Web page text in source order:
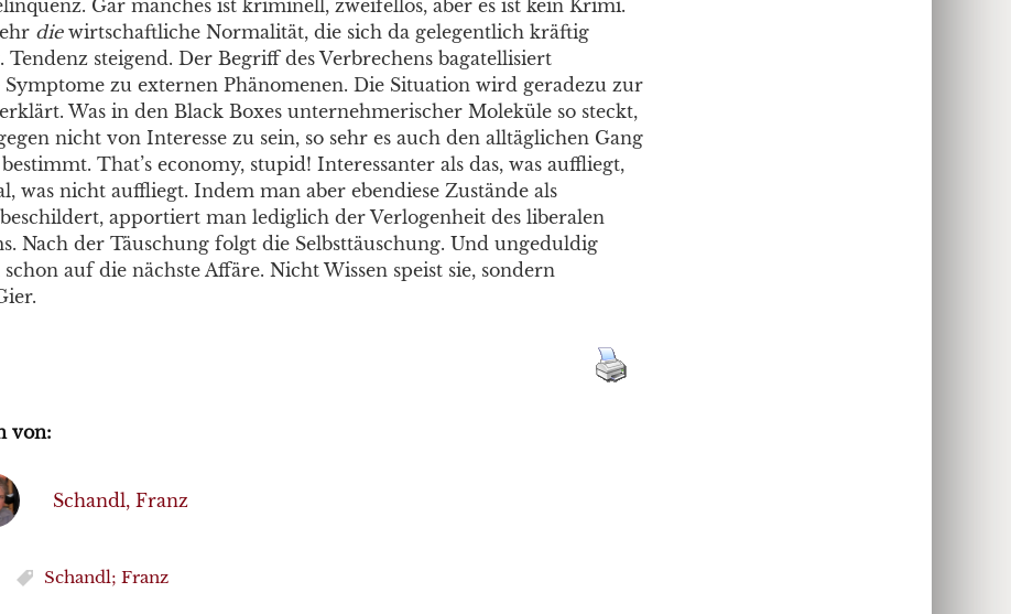
Gar manches ist kriminell, zweifellos, aber es ist kein Krimi.
die wirtschaftliche Normalität, die sich da gelegentlich kräftig
steigend. Der Begriff des Verbrechens bagatellisiert
zu externen Phänomenen. Die Situation wird geradezu zur
Was in den Black Boxes unternehmerischer Moleküle so steckt,
nicht von Interesse zu sein, so sehr es auch den alltäglichen Gang
That’s economy, stupid! Interessanter als das, was auffliegt,
was nicht auffliegt. Indem man aber ebendiese Zustände als
apportiert man lediglich der Verlogenheit des liberalen
Nach der Täuschung folgt die Selbsttäuschung. Und ungeduldig
auf die nächste Affäre. Nicht Wissen speist sie, sondern
von:
Schandl, Franz
Schandl; Franz